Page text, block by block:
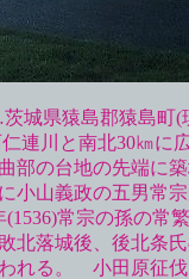
城県猿島郡猿島町(
川と南北30㎞に広
の台地の先端に築
山義政の五男常宗
常宗の孫の常繁
落城後、後北条氏
る。 小田原征伐に